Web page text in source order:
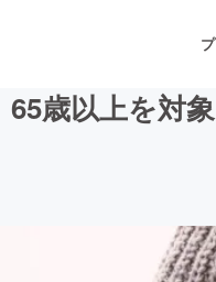
音楽
65歳以上を対